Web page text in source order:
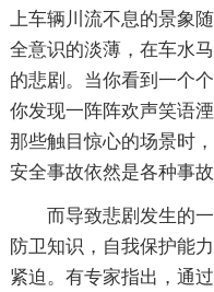
上车辆川流不息的景象
全意识的淡薄，在车水
的悲剧。当你看到一个
你发现一阵阵欢声笑语
那些触目惊心的场景时
安全事故依然是各种事故
而导致悲剧发生的
防卫知识，自我保护能
紧迫。有专家指出，通